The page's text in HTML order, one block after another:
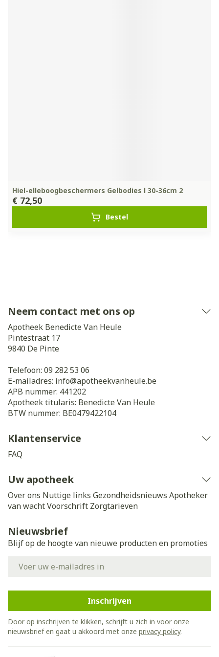
Hiel-elleboogbeschermers Gelbodies l 30-36cm 2
€ 72,50
Bestel
Neem contact met ons op
Apotheek Benedicte Van Heule
Pintestraat 17
9840 De Pinte
Telefoon: 09 282 53 06
E-mailadres: info@apotheekvanheule.be
APB nummer: 441202
Apotheek titularis: Benedicte Van Heule
BTW nummer: BE0479422104
Klantenservice
FAQ
Uw apotheek
Over ons Nuttige links Gezondheidsnieuws Apotheker
van wachtVoorschrift Zorgtarieven
Nieuwsbrief
Blijf op de hoogte van nieuwe producten en promoties
Inschrijven
Door op inschrijven te klikken, schrijft u zich in voor onze
nieuwsbrief en gaat u akkoord met onze privacy policy.